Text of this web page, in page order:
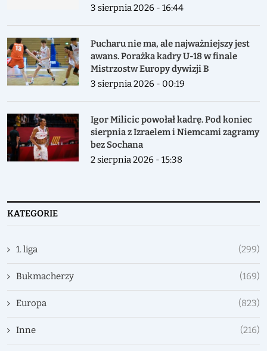
3 sierpnia 2026 - 16:44
Pucharu nie ma, ale najważniejszy jest
awans. Porażka kadry U-18 w finale
Mistrzostw Europy dywizji B
3 sierpnia 2026 - 00:19
Igor Milicic powołał kadrę. Pod koniec
sierpnia z Izraelem i Niemcami zagramy
bez Sochana
2 sierpnia 2026 - 15:38
KATEGORIE
1. liga (299)
Bukmacherzy (169)
Europa (823)
Inne (216)